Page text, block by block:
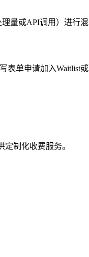
量或API调用）进行
单申请加入Waitlist或
制化收费服务。